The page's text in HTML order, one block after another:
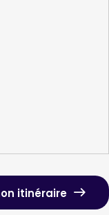
itinéraire